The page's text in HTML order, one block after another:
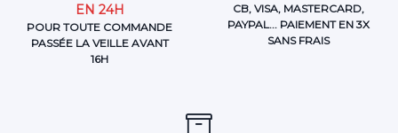
EN 24H
POUR TOUTE COMMANDE
PASSÉE LA VEILLE AVANT
16H
CB, VISA, MASTERCARD,
PAYPAL... PAIEMENT EN 3X
SANS FRAIS